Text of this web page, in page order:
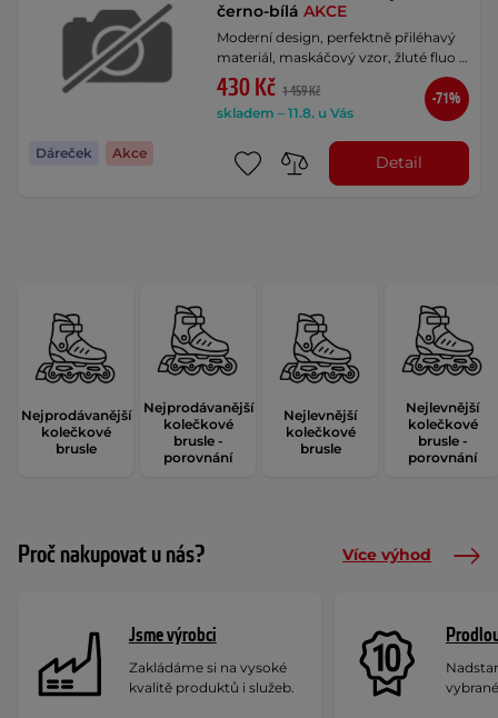
Dáreček Akce
černo-bíláAKCE
Moderní design, perfektně přiléhavý
materiál, maskáčový vzor, žluté fluo …
430 Kč 1 459 Kč
skladem – 11.8. u Vás
-71%
Detail
Nejprodávanější
kolečkové
brusle
Nejprodávanější
kolečkové
brusle -
porovnání
Nejlevnější
kolečkové
brusle
Nejlevnější
kolečkové
brusle -
porovnání
Proč nakupovat u nás? Více výhod
Jsme výrobci
Zakládáme si na vysoké
kvalitě produktů i služeb.